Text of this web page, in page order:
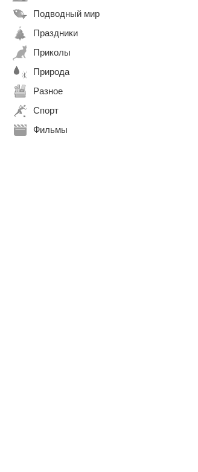
Подводный мир
Праздники
Приколы
Природа
Разное
Спорт
Фильмы